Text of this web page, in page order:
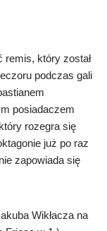
który został
podczas gali
posiadaczem
rozegra się
już po raz
zapowiada się
Wikłacza na